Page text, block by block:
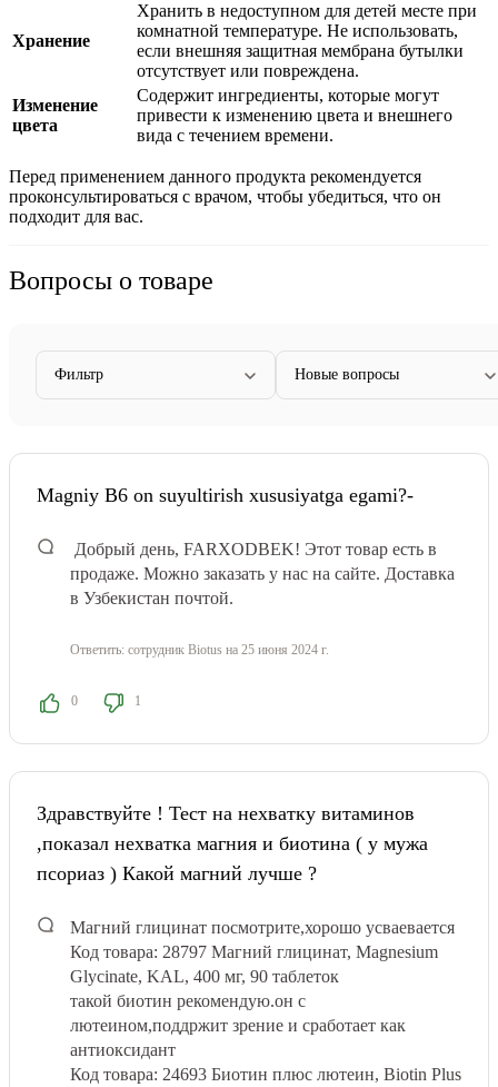
Хранение
Хранить в недоступном для детей месте при
комнатной температуре. Не использовать,
если внешняя защитная мембрана бутылки
отсутствует или повреждена.
Изменение
цвета
Содержит ингредиенты, которые могут
привести к изменению цвета и внешнего
вида с течением времени.
Перед применением данного продукта рекомендуется
проконсультироваться с врачом, чтобы убедиться, что он
подходит для вас.
Вопросы о товаре
Фильтр Новые вопросы
Magniy B6 on suyultirish xususiyatga egami?-
Добрый день, FARXODBEK! Этот товар есть в
продаже. Можно заказать у нас на сайте. Доставка
в Узбекистан почтой.
Ответить: сотрудник Biotus на 25 июня 2024 г.
0 1
Здравствуйте ! Тест на нехватку витаминов
,показал нехватка магния и биотина ( у мужа
псориаз ) Какой магний лучше ?
Магний глицинат посмотрите,хорошо усваевается
Код товара: 28797 Магний глицинат, Magnesium
Glycinate, KAL, 400 мг, 90 таблеток
такой биотин рекомендую.он с
лютеином,поддржит зрение и сработает как
антиоксидант
Код товара: 24693 Биотин плюс лютеин, Biotin Plus